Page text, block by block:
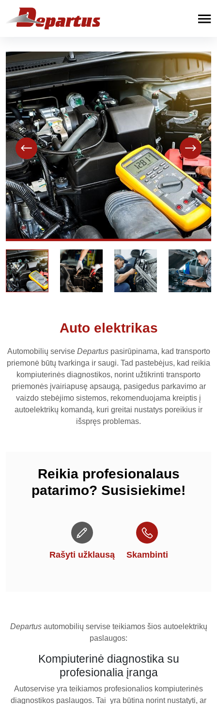
Paslaugos
Automobilių remontas
Sunkvežimių remontas
Priekabų remontas
Auto elektrikas
Automobilių servise Departus pasirūpinama, kad transporto
priemonė būtų tvarkinga ir saugi. Tad pastebėjus, kad reikia
kompiuterinės diagnostikos, norint užtikrinti transporto
priemonės įvairiapusę apsaugą, pasigedus parkavimo ar
vaizdo stebėjimo sistemos, rekomenduojama kreiptis į
autoelektrikų komandą, kuri greitai nustatys poreikius ir
išspręs problemas.
Reikia profesionalaus
patarimo? Susisiekime!
Skambinti
Rašyti užklausą
Departusautomobilių servise teikiamos šios autoelektrikų
paslaugos:
Kompiuterinė diagnostika su
profesionalia įranga
Autoservise yra teikiamos profesionalios kompiuterinės
diagnostikos paslaugos. Tai yra būtina norint nustatyti, ar